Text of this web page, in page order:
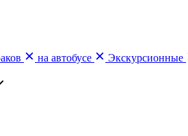
на автобусе
Экскурсионные